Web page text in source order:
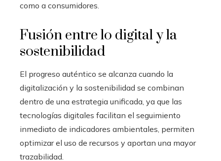
como a consumidores.
Fusión entre lo digital y la
sostenibilidad
El progreso auténtico se alcanza cuando la
digitalización y la sostenibilidad se combinan
dentro de una estrategia unificada, ya que las
tecnologías digitales facilitan el seguimiento
inmediato de indicadores ambientales, permiten
optimizar el uso de recursos y aportan una mayor
trazabilidad.